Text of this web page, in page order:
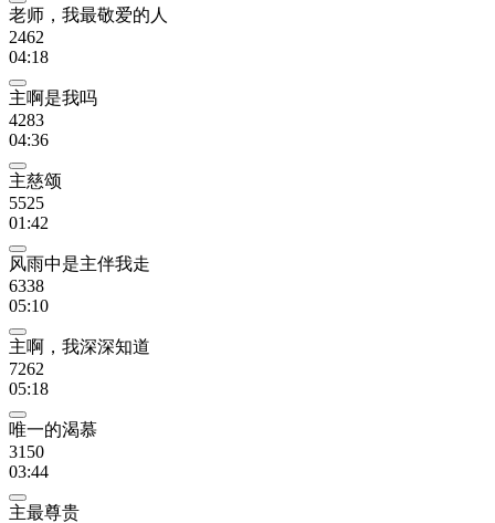
老师，我最敬爱的人
2462
04:18
主啊是我吗
4283
04:36
主慈颂
5525
01:42
风雨中是主伴我走
6338
05:10
主啊，我深深知道
7262
05:18
唯一的渴慕
3150
03:44
主最尊贵